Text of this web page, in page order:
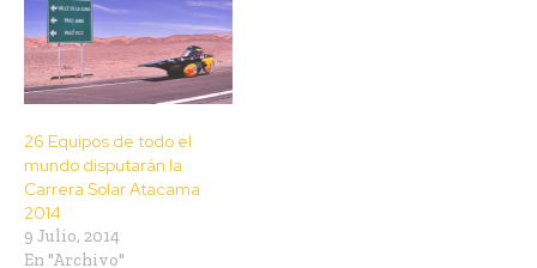
26 Equipos de todo el
mundo disputarán la
Carrera Solar Atacama
2014
9 Julio, 2014
En "Archivo"